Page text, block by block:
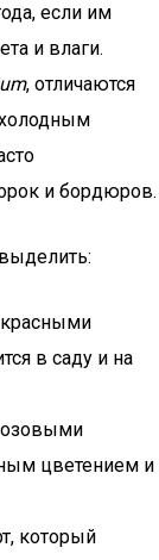
если им
и влаги.
, отличаются
и бордюров.
красными
в саду и на
цветением и
который